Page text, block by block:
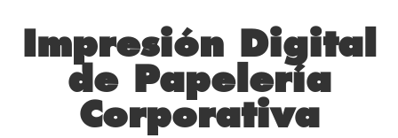
Impresión Digital
de Papelería
Corporativa